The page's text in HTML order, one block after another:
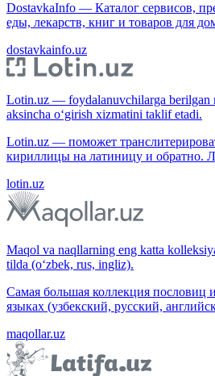
DostavkaInfo — Каталог сервисов,
еды, лекарств, книг и товаров для
dostavkainfo.uz
Lotin.uz — foydalanuvchilarga berilgan
aksincha o‘girish xizmatini taklif etadi.
Lotin.uz — поможет
кириллицы на латиницу и обратно.
lotin.uz
Maqol va naqllarning eng katta
tilda (o‘zbek, rus, ingliz).
Самая большая коллекция пословиц
языках (узбекский, русский,
maqollar.uz